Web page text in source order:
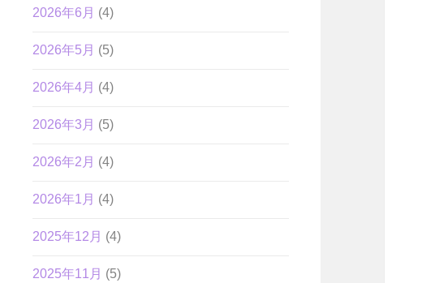
2026年6月 (4)
2026年5月 (5)
2026年4月 (4)
2026年3月 (5)
2026年2月 (4)
2026年1月 (4)
2025年12月 (4)
2025年11月 (5)